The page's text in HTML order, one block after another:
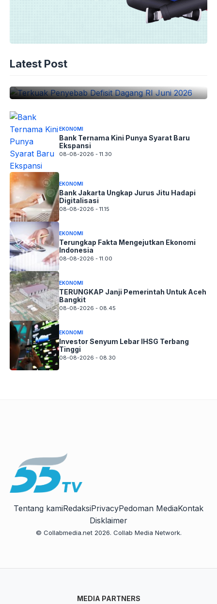
Latest Post
EKONOMI
Juni 2026
EKONOMI
Bank Ternama Kini Punya Syarat Baru
Ekspansi
08-08-2026 - 11.30
EKONOMI
Bank Jakarta Ungkap Jurus Jitu Hadapi
Digitalisasi
08-08-2026 - 11.15
EKONOMI
Terungkap Fakta Mengejutkan Ekonomi
Indonesia
08-08-2026 - 11.00
EKONOMI
TERUNGKAP Janji Pemerintah Untuk Aceh
Bangkit
08-08-2026 - 08.45
EKONOMI
Investor Senyum Lebar IHSG Terbang
Tinggi
08-08-2026 - 08.30
Tentang kamiRedaksiPrivacyPedoman MediaKontak
Disklaimer
© Collabmedia.net 2026. Collab Media Network.
MEDIA PARTNERS